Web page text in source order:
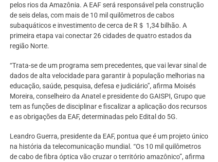
pelos rios da Amazônia. A EAF será responsável pela construção
de seis delas, com mais de 10 mil quilômetros de cabos
subaquáticos e investimento de cerca de R＄ 1,34 bilhão. A
primeira etapa vai conectar 26 cidades de quatro estados da
região Norte.
“Trata-se de um programa sem precedentes, que vai levar sinal de
dados de alta velocidade para garantir à população melhorias na
educação, saúde, pesquisa, defesa e judiciário”, afirma Moisés
Moreira, conselheiro da Anatel e presidente do GAISPI, Grupo que
tem as funções de disciplinar e fiscalizar a aplicação dos recursos
e as obrigações da EAF, determinadas pelo Edital do 5G.
Leandro Guerra, presidente da EAF, pontua que é um projeto único
na história da telecomunicação mundial. “Os 10 mil quilômetros
de cabo de fibra óptica vão cruzar o território amazônico”, afirma